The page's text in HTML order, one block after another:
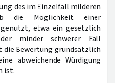
des im Einzelfall milderen
die Möglichkeit einer
etwa ein gesetzlich
minder schwerer Fall
Bewertung grundsätzlich
abweichende Würdigung
ist.